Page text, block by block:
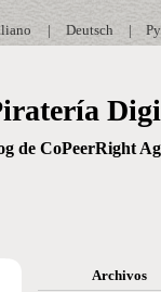
|
Deutsch
|
de CoPeerRight
Archivos